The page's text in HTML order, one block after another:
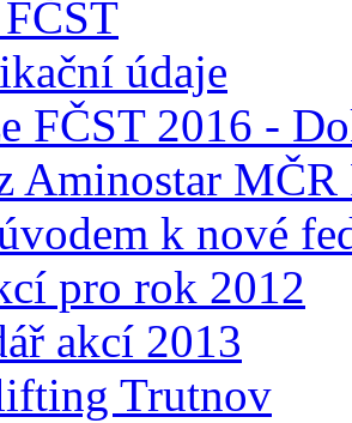
údaje
FČST 2016 -
Aminostar MČR
k nové
pro rok 2012
akcí 2013
Trutnov